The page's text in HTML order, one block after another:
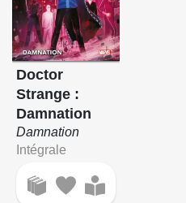
Doctor
Strange :
Damnation
Damnation
Intégrale